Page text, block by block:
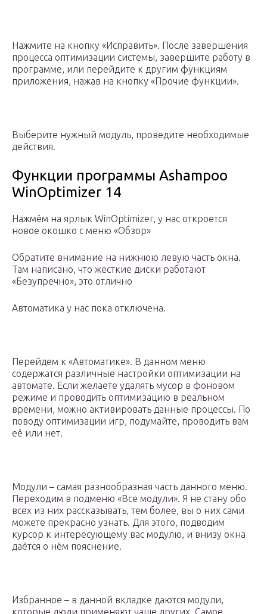
Нажмите на кнопку «Исправить». После завершения
процесса оптимизации системы, завершите работу в
программе, или перейдите к другим функциям
приложения, нажав на кнопку «Прочие функции».
Выберите нужный модуль, проведите необходимые
действия.
Функции программы Ashampoo
WinOptimizer 14
Нажмём на ярлык WinOptimizer, у нас откроется
новое окошко с меню «Обзор»
Обратите внимание на нижнюю левую часть окна.
Там написано, что жесткие диски работают
«Безупречно», это отлично
Автоматика у нас пока отключена.
Перейдем к «Автоматике». В данном меню
содержатся различные настройки оптимизации на
автомате. Если желаете удалять мусор в фоновом
режиме и проводить оптимизацию в реальном
времени, можно активировать данные процессы. По
поводу оптимизации игр, подумайте, проводить вам
её или нет.
Модули – самая разнообразная часть данного меню.
Переходим в подменю «Все модули». Я не стану обо
всех из них рассказывать, тем более, вы о них сами
можете прекрасно узнать. Для этого, подводим
курсор к интересующему вас модулю, и внизу окна
даётся о нём пояснение.
Избранное – в данной вкладке даются модули,
которые люди применяют чаще других. Самое